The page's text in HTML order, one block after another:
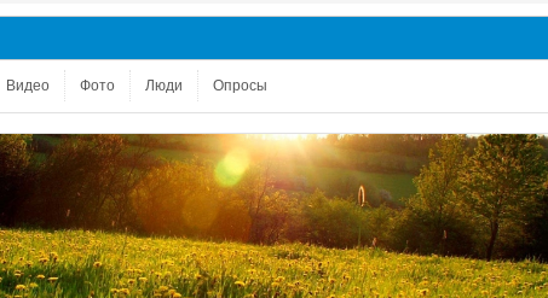
Видео Фото Люди Опросы